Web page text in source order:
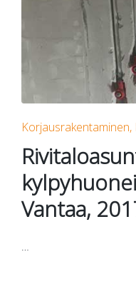
Posted
in
Korjausrakentaminen
Vantaa,
…